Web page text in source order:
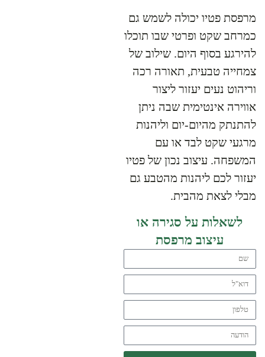
מרפסת פטיו יכולה לשמש גם
כמרחב שקט ופרטי שבו תוכלו
להירגע בסוף היום. שילוב של
צמחייה טבעית, תאורה רכה
וריהוט נעים יעזור ליצור
אווירה אינטימית שבה ניתן
להתנתק מהיום-יום וליהנות
מרגעי שקט לבד או עם
המשפחה. עיצוב נכון של פטיו
יעזור לכם ליהנות מהטבע גם
מבלי לצאת מהבית.
לשאלות על סגירה או
עיצוב מרפסת